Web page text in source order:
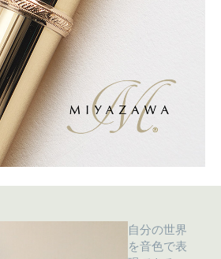
自分の世界
を音色で表